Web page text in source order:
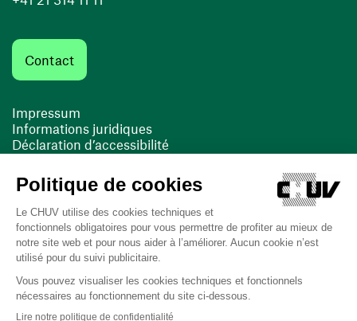
Contact
Impressum
Informations juridiques
Déclaration d’accessibilité
Cookies
(ouvre une nouvelle fenêtre)
(ouvre une nouvelle fenêtre)